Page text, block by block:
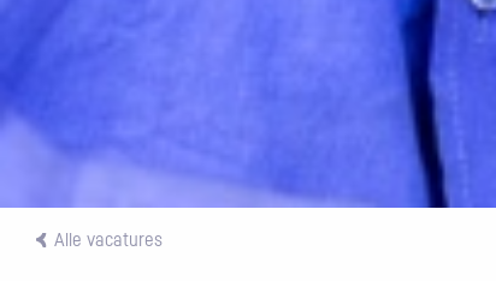
Alle vacatures